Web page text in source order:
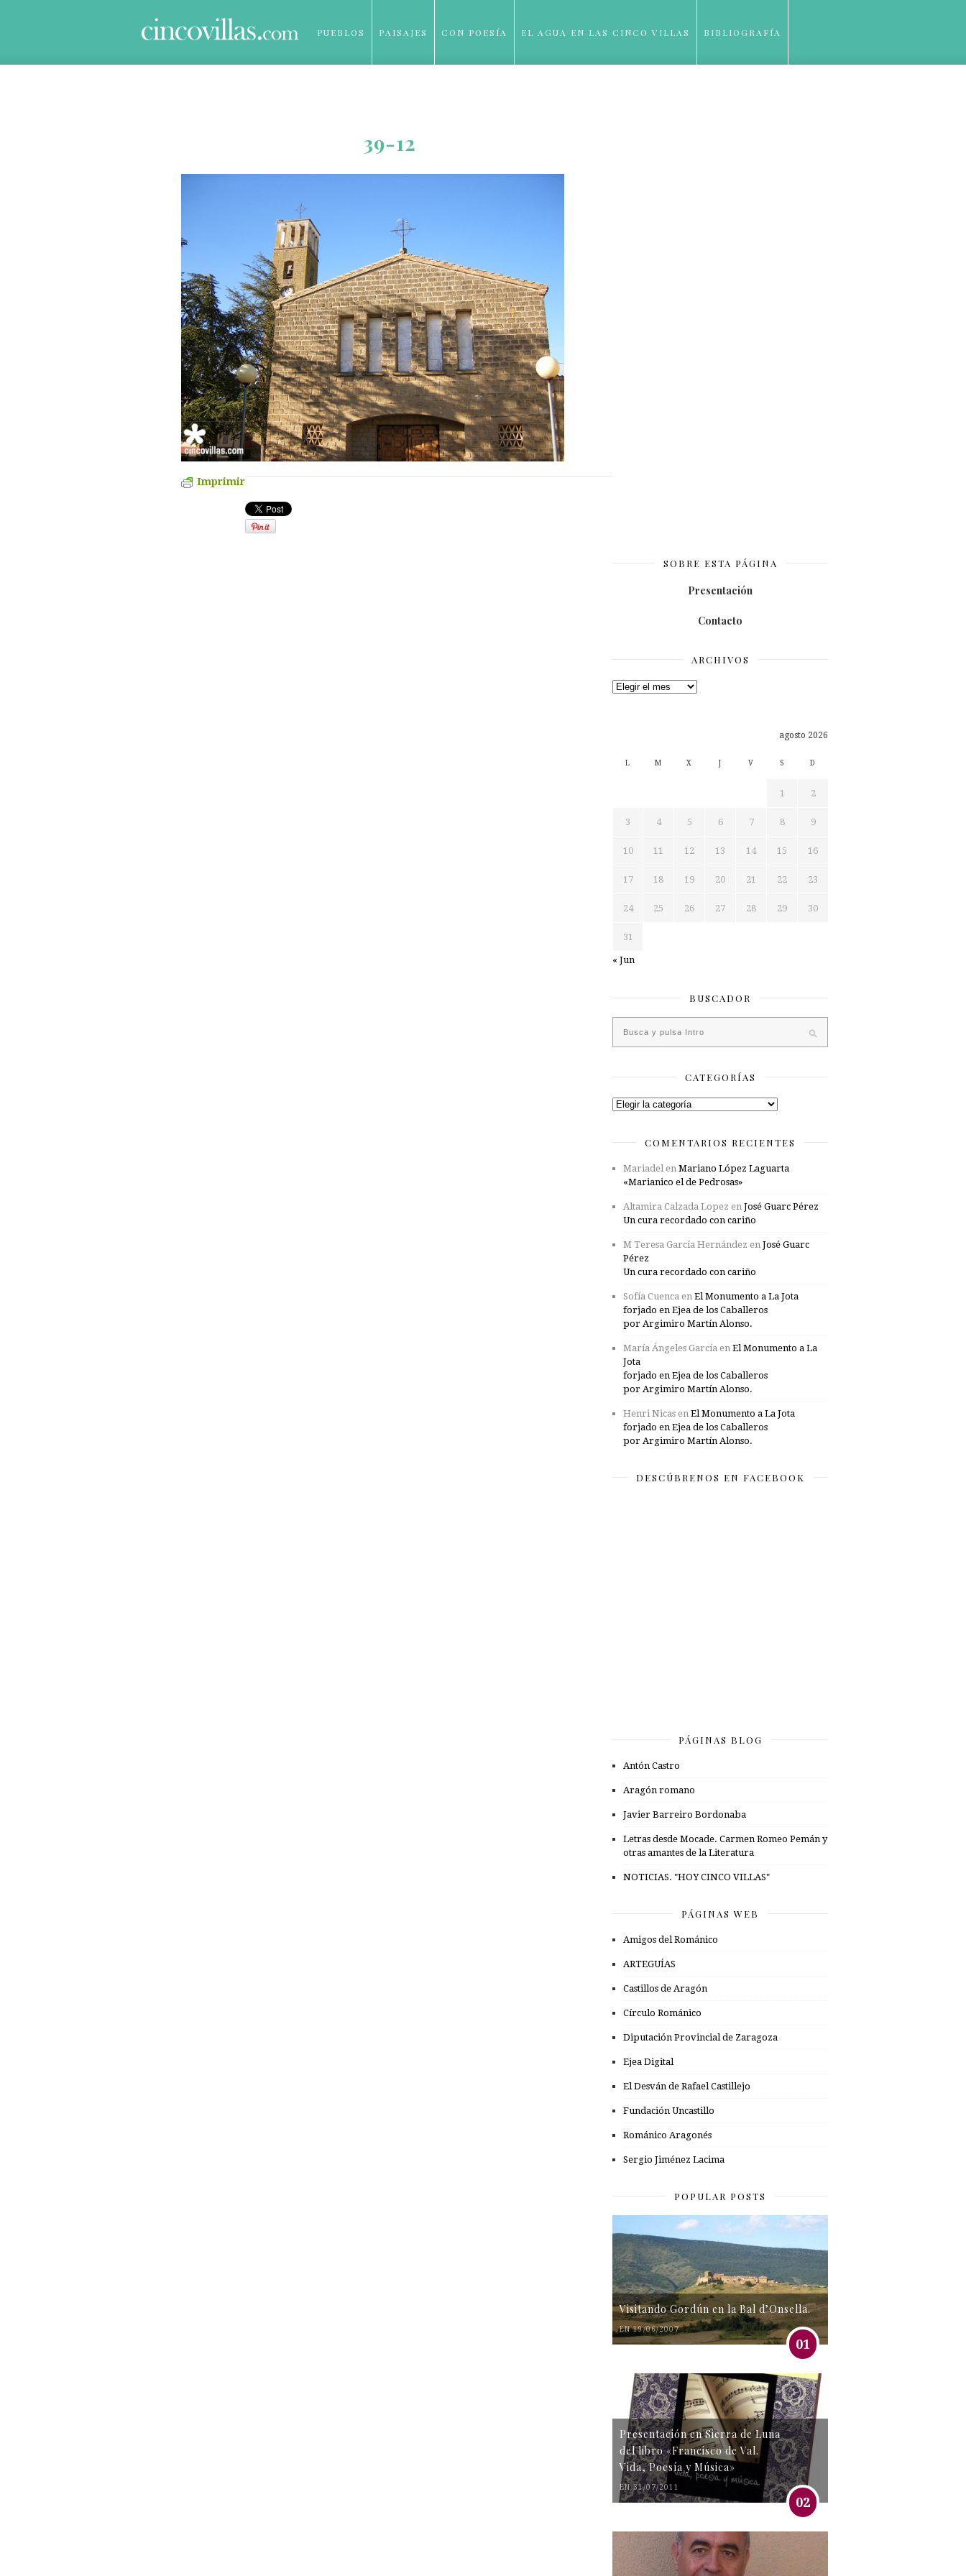
PUEBLOS PAISAJES CON POESÍA EL AGUA EN LAS CINCO VILLAS BIBLIOGRAFÍA
39-12
Imprimir
SOBRE ESTA PÁGINA
Presentación
Contacto
ARCHIVOS
Archivos
agosto 2026
L M X J V S D
1 2
3 4 5 6 7 8 9
10 11 12 13 14 15 16
17 18 19 20 21 22 23
24 25 26 27 28 29 30
31
« Jun
BUSCADOR
CATEGORÍAS
Categorías
COMENTARIOS RECIENTES
Mariadel en Mariano López Laguarta
«Marianico el de Pedrosas»
Altamira Calzada Lopez en José Guarc Pérez
Un cura recordado con cariño
M Teresa García Hernández en José Guarc
Pérez
Un cura recordado con cariño
Sofía Cuenca en El Monumento a La Jota
forjado en Ejea de los Caballeros
por Argimiro Martín Alonso.
María Ángeles García en El Monumento a La
Jota
forjado en Ejea de los Caballeros
por Argimiro Martín Alonso.
Henri Nicas en El Monumento a La Jota
forjado en Ejea de los Caballeros
por Argimiro Martín Alonso.
DESCÚBRENOS EN FACEBOOK
PÁGINAS BLOG
Antón Castro
Aragón romano
Javier Barreiro Bordonaba
Letras desde Mocade. Carmen Romeo Pemán y
otras amantes de la Literatura
NOTICIAS. "HOY CINCO VILLAS"
PÁGINAS WEB
Amigos del Románico
ARTEGUÍAS
Castillos de Aragón
Círculo Románico
Diputación Provincial de Zaragoza
Ejea Digital
El Desván de Rafael Castillejo
Fundación Uncastillo
Románico Aragonés
Sergio Jiménez Lacima
POPULAR POSTS
Visitando Gordún en la Bal d’Onsella.
EN 19/06/2007
01
Presentación en Sierra de Luna
del libro «Francisco de Val.
Vida, Poesía y Música»
EN 31/07/2011
02